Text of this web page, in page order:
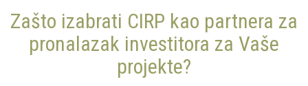
Zašto izabrati CIRP kao partnera za
pronalazak investitora za Vaše
projekte?